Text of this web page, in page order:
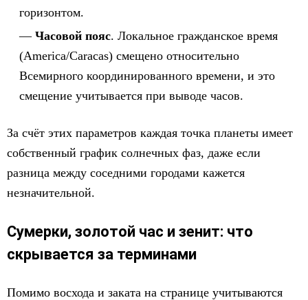
горизонтом.
Часовой пояс. Локальное гражданское время
(America/Caracas) смещено относительно
Всемирного координированного времени, и это
смещение учитывается при выводе часов.
За счёт этих параметров каждая точка планеты имеет
собственный график солнечных фаз, даже если
разница между соседними городами кажется
незначительной.
Сумерки, золотой час и зенит: что
скрывается за терминами
Помимо восхода и заката на странице учитываются